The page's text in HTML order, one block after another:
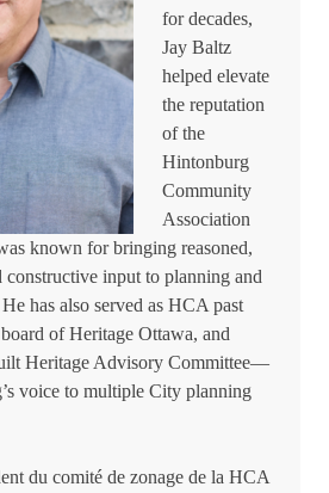
for decades,
Jay Baltz
helped elevate
the reputation
of the
Hintonburg
Community
Association
known for bringing reasoned,
constructive input to planning and
has also served as HCA past
of Heritage Ottawa, and
Heritage Advisory Committee—
voice to multiple City planning
du comité de zonage de la HCA